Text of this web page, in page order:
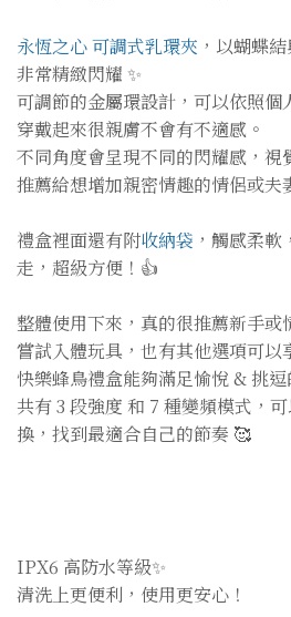
永恆之心 可調式乳環夾 ，以蝴蝶
非常精緻閃耀 ✨
可調節的金屬環設計，可以依照個
穿戴起來很親膚不會有不適感。
不同角度會呈現不同的閃耀感，視
推薦給想增加親密情趣的情侶或夫
禮盒裡面還有附收納袋 ，觸感柔
走，超級方便！👍
整體使用下來，真的很推薦新手或
嘗試入體玩具，也有其他選項可以
快樂蜂鳥禮盒能夠滿足愉悅 & 挑
共有 3 段強度 和 7 種變頻模式，
換，找到最適合自己的節奏 🥰
IPX6 高防水等級✨
清洗上更便利，使用更安心！